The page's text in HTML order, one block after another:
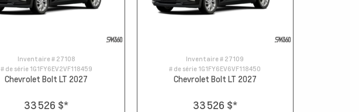
Inventaire # 27108
# de série 1G1FY6EV2VF118459
Chevrolet Bolt LT 2027
33 526 $*
Inventaire # 27109
# de série 1G1FY6EV6VF118450
Chevrolet Bolt LT 2027
33 526 $*